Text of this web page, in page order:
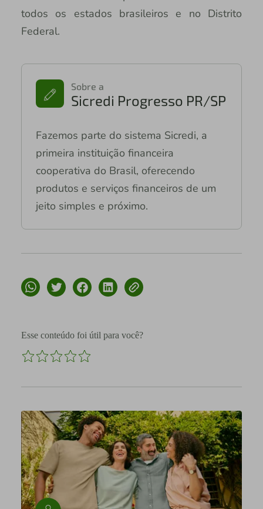
todos os estados brasileiros e no Distrito
Federal.
Sobre a
Sicredi Progresso PR/SP
Fazemos parte do sistema Sicredi, a
primeira instituição financeira
cooperativa do Brasil, oferecendo
produtos e serviços financeiros de um
jeito simples e próximo.
Esse conteúdo foi útil para você?